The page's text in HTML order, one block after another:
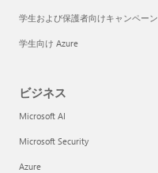
学生および保護者向けキャンペーン
学生向け Azure
ビジネス
Microsoft AI
Microsoft Security
Azure